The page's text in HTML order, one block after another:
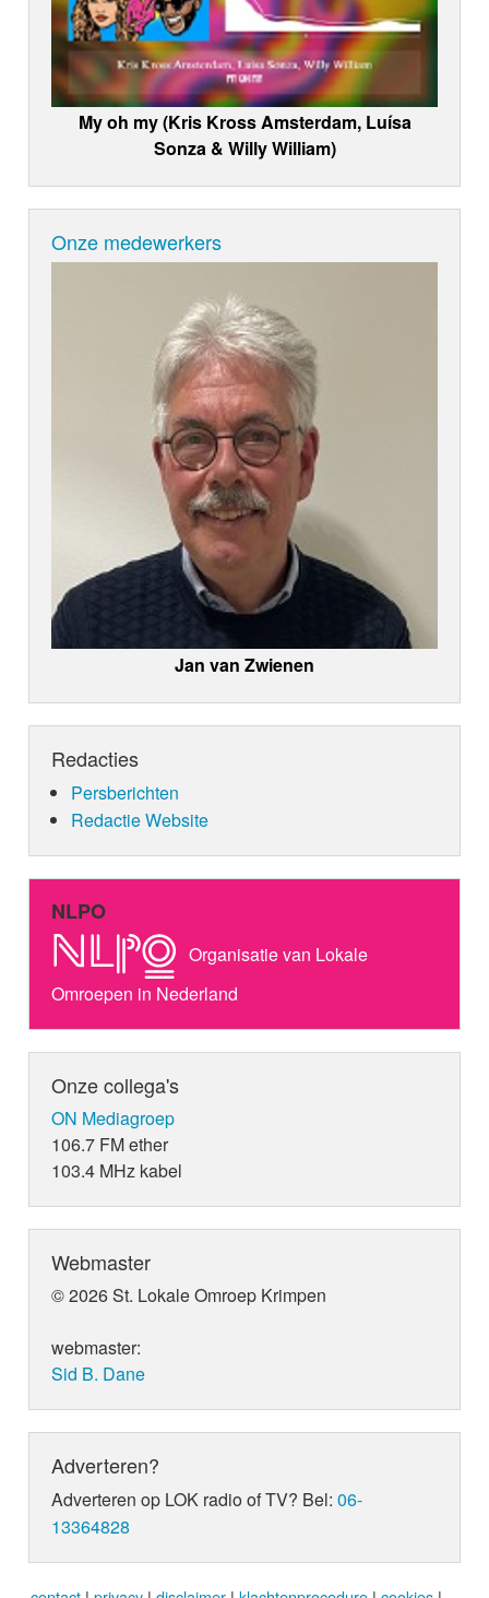
My oh my (Kris Kross Amsterdam, Luísa
Sonza & Willy William)
Onze medewerkers
Jan van Zwienen
Redacties
Persberichten
Redactie Website
NLPO
Organisatie van Lokale
Omroepen in Nederland
Onze collega's
ON Mediagroep
106.7 FM ether
103.4 MHz kabel
Webmaster
© 2026 St. Lokale Omroep Krimpen
webmaster:
Sid B. Dane
Adverteren?
Adverteren op LOK radio of TV? Bel:06-
13364828